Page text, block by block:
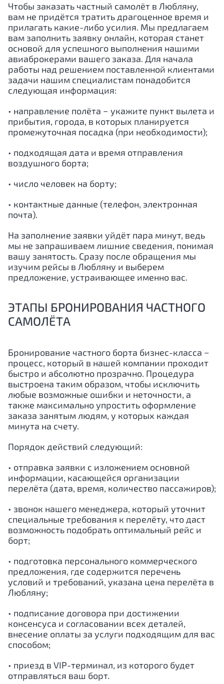
Чтобы заказать частный самолёт в Любляну,
вам не придётся тратить драгоценное время и
прилагать какие-либо усилия. Мы предлагаем
вам заполнить заявку онлайн, которая станет
основой для успешного выполнения нашими
авиаброкерами вашего заказа. Для начала
работы над решением поставленной клиентами
задачи нашим специалистам понадобится
следующая информация:
• направление полёта − укажите пункт вылета и
прибытия, города, в которых планируется
промежуточная посадка (при необходимости);
• подходящая дата и время отправления
воздушного борта;
• число человек на борту;
• контактные данные (телефон, электронная
почта).
На заполнение заявки уйдёт пара минут, ведь
мы не запрашиваем лишние сведения, понимая
вашу занятость. Сразу после обращения мы
изучим рейсы в Любляну и выберем
предложение, устраивающее именно вас.
ЭТАПЫ БРОНИРОВАНИЯ ЧАСТНОГО
САМОЛЁТА
Бронирование частного борта бизнес-класса −
процесс, который в нашей компании проходит
быстро и абсолютно прозрачно. Процедура
выстроена таким образом, чтобы исключить
любые возможные ошибки и неточности, а
также максимально упростить оформление
заказа занятым людям, у которых каждая
минута на счету.
Порядок действий следующий:
• отправка заявки с изложением основной
информации, касающейся организации
перелёта (дата, время, количество пассажиров);
• звонок нашего менеджера, который уточнит
специальные требования к перелёту, что даст
возможность подобрать оптимальный рейс и
борт;
• подготовка персонального коммерческого
предложения, где содержится перечень
условий и требований, указана цена перелёта в
Любляну;
• подписание договора при достижении
консенсуса и согласовании всех деталей,
внесение оплаты за услуги подходящим для вас
способом;
• приезд в VIP-терминал, из которого будет
отправляться ваш борт.